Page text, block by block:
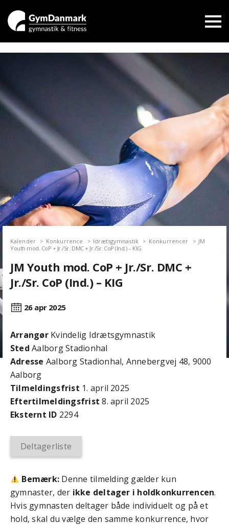
Kalender Konkurrence Idrætsgymnastik Konkurrencer
JM
Youth mod. CoP + Jr./Sr. DMC + Jr./Sr. CoP (Ind.) – KIG
JM Youth mod. CoP + Jr./Sr. DMC +
Jr./Sr. CoP (Ind.) – KIG
26 apr 2025
ArrangørKvindelig Idrætsgymnastik
Sted Aalborg Stadionhal
Adresse Aalborg Stadionhal, Annebergvej 48, 9000
Aalborg
Tilmeldingsfrist 1. april 2025
Efter­tilmeldings­frist 8. april 2025
Eksternt ID 2294
Deltagerliste
Bemærk: Denne tilmelding gælder kun
gymnaster, der ikke deltager i holdkonkurrencen.
Hvis gymnasten deltager både individuelt og på et
hold, skal du vælge den samme konkurrence, hvor